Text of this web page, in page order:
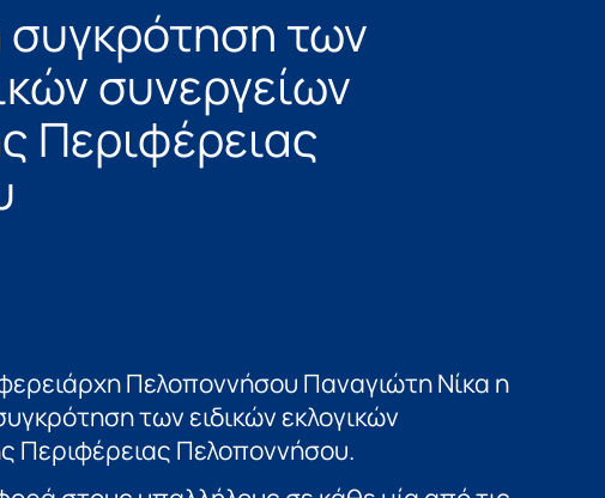
των
συνεργείων
Περιφέρειας
Πελοποννήσου Παναγιώτη Νίκα η
των ειδικών εκλογικών
Περιφέρειας Πελοποννήσου.